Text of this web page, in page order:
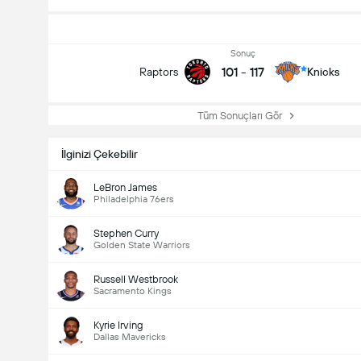
Raptors
Sonuç
101 - 117 Knicks
Tüm Sonuçları Gör
İlginizi Çekebilir
LeBron James
Philadelphia 76ers
Stephen Curry
Golden State Warriors
Russell Westbrook
Sacramento Kings
Kyrie Irving
Dallas Mavericks